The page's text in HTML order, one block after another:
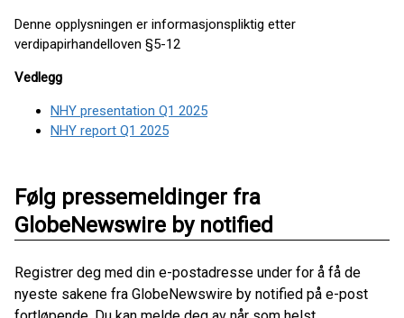
Denne opplysningen er informasjonspliktig etter
verdipapirhandelloven §5-12
Vedlegg
NHY presentation Q1 2025
NHY report Q1 2025
Følg pressemeldinger fra
GlobeNewswire by notified
Registrer deg med din e-postadresse under for å få de
nyeste sakene fra GlobeNewswire by notified på e-post